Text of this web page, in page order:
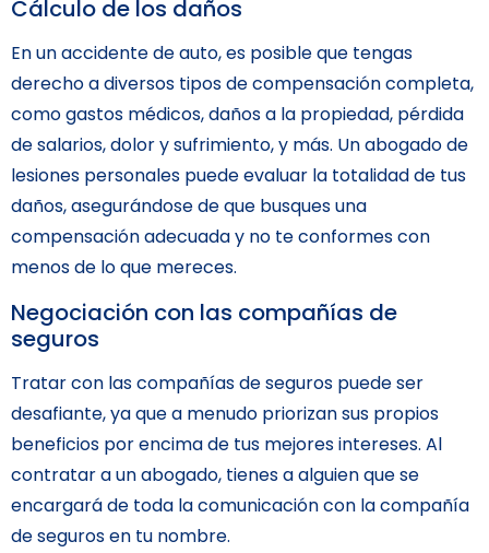
Cálculo de los daños
En un accidente de auto, es posible que tengas
derecho a diversos tipos de compensación completa,
como gastos médicos, daños a la propiedad, pérdida
de salarios, dolor y sufrimiento, y más. Un abogado de
lesiones personales puede evaluar la totalidad de tus
daños, asegurándose de que busques una
compensación adecuada y no te conformes con
menos de lo que mereces.
Negociación con las compañías de
seguros
Tratar con las compañías de seguros puede ser
desafiante, ya que a menudo priorizan sus propios
beneficios por encima de tus mejores intereses. Al
contratar a un abogado, tienes a alguien que se
encargará de toda la comunicación con la compañía
de seguros en tu nombre.